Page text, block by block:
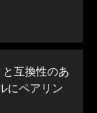
と互換性のあ
にペアリン